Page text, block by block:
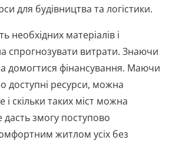
для будівництва та логістики.
необхідних матеріалів і
спрогнозувати витрати. Знаючи
домогтися фінансування. Маючи
доступні ресурси, можна
і скільки таких міст можна
змогу поступово
житлом усіх без